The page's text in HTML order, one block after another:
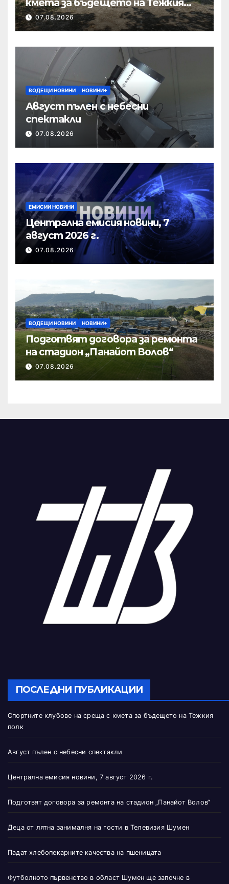
кмета за бъдещето на Тежкия
полк
07.08.2026
ВОДЕЩИ НОВИНИ НОВИНИ+
Август пълен с небесни
спектакли
07.08.2026
ЕМИСИИ НОВИНИ
Централна емисия новини, 7
август 2026 г.
07.08.2026
ВОДЕЩИ НОВИНИ НОВИНИ+
Подготвят договора за ремонта
на стадион „Панайот Волов“
07.08.2026
ПОСЛЕДНИ ПУБЛИКАЦИИ
Спортните клубове на среща с кмета за бъдещето на Тежкия
полк
Август пълен с небесни спектакли
Централна емисия новини, 7 август 2026 г.
Подготвят договора за ремонта на стадион „Панайот Волов“
Деца от лятна занималня на гости в Телевизия Шумен
Падат хлебопекарните качества на пшеницата
Футболното първенство в област Шумен ще започне в